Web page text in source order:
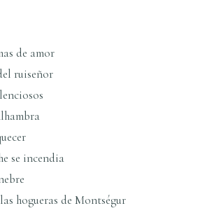
de amor
ruiseñor
se incendia
hogueras de Montségur